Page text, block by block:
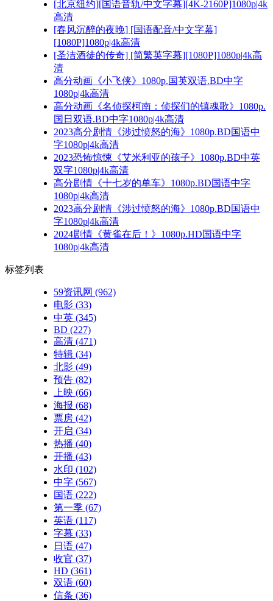
[北京纽约][国语音轨/中文字幕][4K-2160P]1080p|4k
高清
[春风沉醉的夜晚] [国语配音/中文字幕]
[1080P]1080p|4k高清
[圣洁酒徒的传奇] [简繁英字幕][1080P]1080p|4k高
清
高分动画《小飞侠》1080p.国英双语.BD中字
1080p|4k高清
高分动画《名侦探柯南：侦探们的镇魂歌》1080p.
国日双语.BD中字1080p|4k高清
2023高分剧情《涉过愤怒的海》1080p.BD国语中
字1080p|4k高清
2023恐怖惊悚《艾米利亚的孩子》1080p.BD中英
双字1080p|4k高清
高分剧情《十七岁的单车》1080p.BD国语中字
1080p|4k高清
2023高分剧情《涉过愤怒的海》1080p.BD国语中
字1080p|4k高清
2024剧情《黄雀在后！》1080p.HD国语中字
1080p|4k高清
标签列表
59资讯网 (962)
电影 (33)
中英 (345)
BD (227)
高清 (471)
特辑 (34)
北影 (49)
预告 (82)
上映 (66)
海报 (68)
票房 (42)
开启 (34)
热播 (40)
开播 (43)
水印 (102)
中字 (567)
国语 (222)
第一季 (67)
英语 (117)
字幕 (33)
日语 (47)
收官 (37)
HD (361)
双语 (60)
信条 (36)